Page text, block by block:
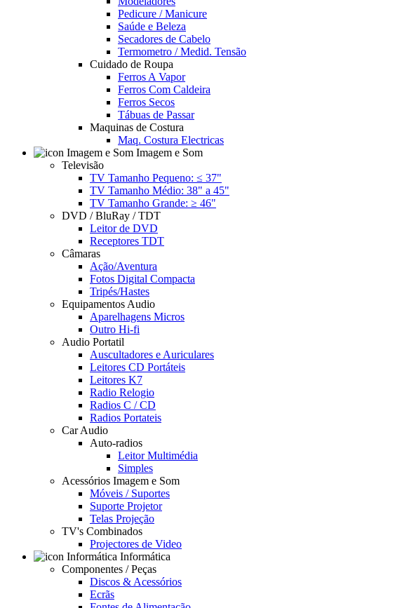
Pedicure / Manicure
Saúde e Beleza
Secadores de Cabelo
Termometro / Medid. Tensão
Cuidado de Roupa
Ferros A Vapor
Ferros Com Caldeira
Ferros Secos
Tábuas de Passar
Maquinas de Costura
Maq. Costura Electricas
Imagem e Som
Televisão
TV Tamanho Pequeno: ≤ 37"
TV Tamanho Médio: 38" a 45"
TV Tamanho Grande: ≥ 46"
DVD / BluRay / TDT
Leitor de DVD
Receptores TDT
Câmaras
Ação/Aventura
Fotos Digital Compacta
Tripés/Hastes
Equipamentos Audio
Aparelhagens Micros
Outro Hi-fi
Audio Portatil
Auscultadores e Auriculares
Leitores CD Portáteis
Leitores K7
Radio Relogio
Radios C / CD
Radios Portateis
Car Audio
Auto-radios
Leitor Multimédia
Simples
Acessórios Imagem e Som
Móveis / Suportes
Suporte Projetor
Telas Projeção
TV's Combinados
Projectores de Video
Informática
Componentes / Peças
Discos & Acessórios
Ecrãs